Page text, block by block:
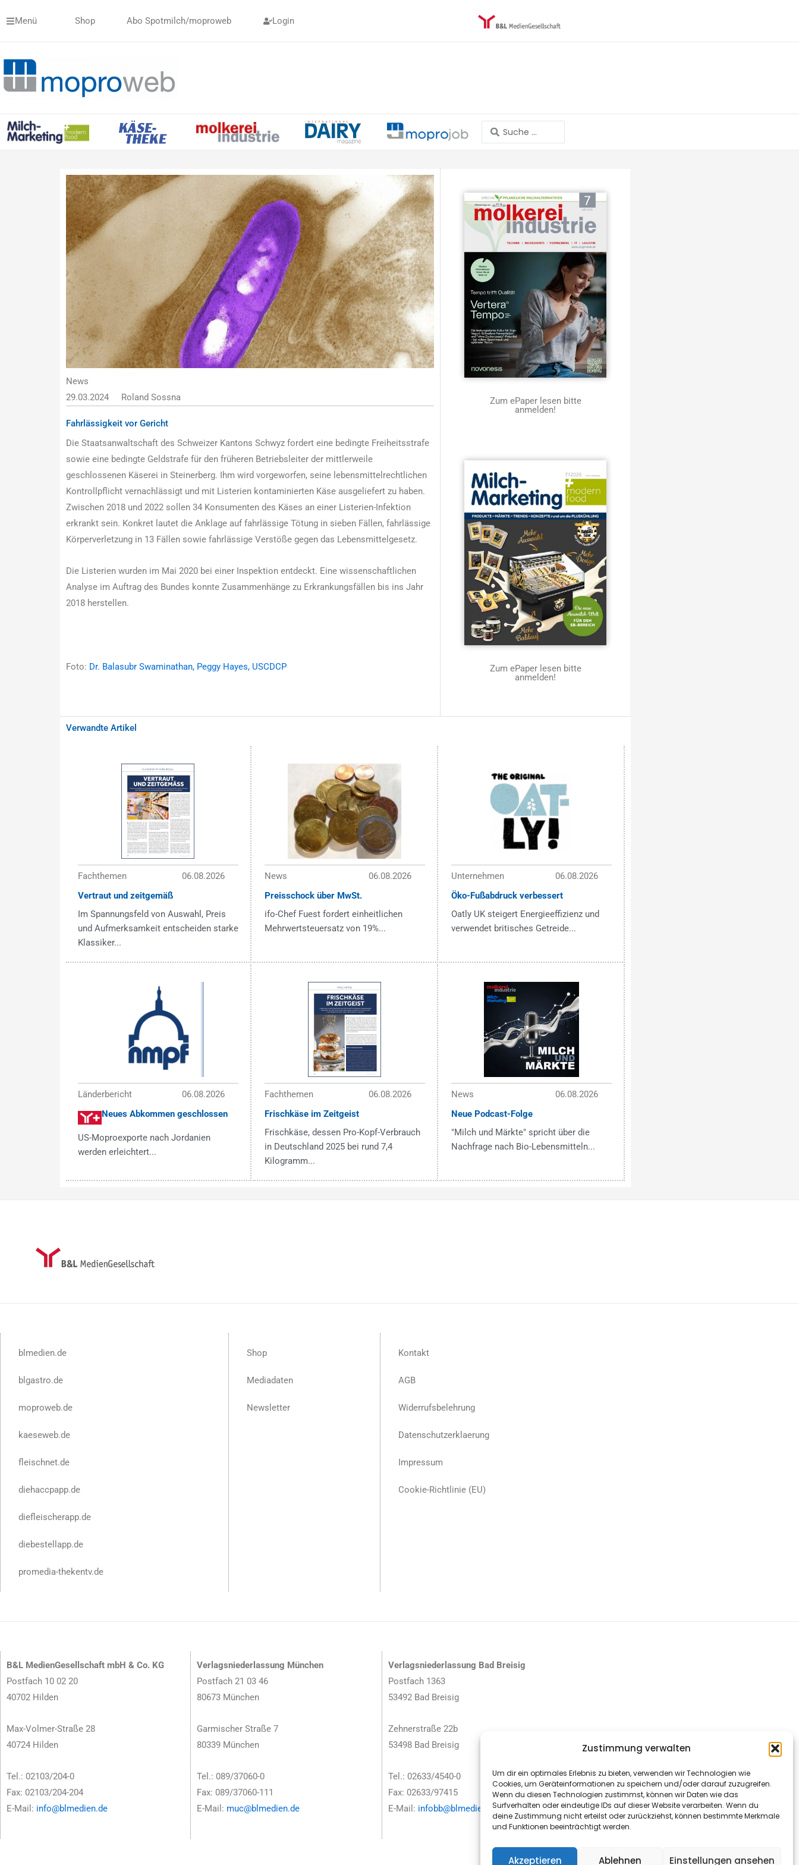
Zustimmung verwalten
Um dir ein optimales Erlebnis zu bieten, verwenden wir Technologien wie
Cookies, um Geräteinformationen zu speichern und/oder darauf zuzugreifen.
Wenn du diesen Technologien zustimmst, können wir Daten wie das
Surfverhalten oder eindeutige IDs auf dieser Website verarbeiten. Wenn du
deine Zustimmung nicht erteilst oder zurückziehst, können bestimmte Merkmale
und Funktionen beeinträchtigt werden.
Akzeptieren Ablehnen Einstellungen ansehen
InhaltMenü Shop Abo Spotmilch/moproweb Login
Search
...
News
29.03.2024
Roland Sossna
Fahrlässigkeit vor Gericht
Die Staatsanwaltschaft des Schweizer Kantons Schwyz fordert eine bedingte Freiheitsstrafe
sowie eine bedingte Geldstrafe für den früheren Betriebsleiter der mittlerweile
geschlossenen Käserei in Steinerberg. Ihm wird vorgeworfen, seine lebensmittelrechtlichen
Kontrollpflicht vernachlässigt und mit Listerien kontaminierten Käse ausgeliefert zu haben.
Zwischen 2018 und 2022 sollen 34 Konsumenten des Käses an einer Listerien-Infektion
erkrankt sein. Konkret lautet die Anklage auf fahrlässige Tötung in sieben Fällen, fahrlässige
Körperverletzung in 13 Fällen sowie fahrlässige Verstöße gegen das Lebensmittelgesetz.
Die Listerien wurden im Mai 2020 bei einer Inspektion entdeckt. Eine wissenschaftlichen
Analyse im Auftrag des Bundes konnte Zusammenhänge zu Erkrankungsfällen bis ins Jahr
2018 herstellen.
Foto: Dr. Balasubr Swaminathan, Peggy Hayes, USCDCP
Zum ePaper lesen bitte
anmelden!
Zum ePaper lesen bitte
anmelden!
Verwandte Artikel
Fachthemen
06.08.2026
Vertraut und zeitgemäß
Im Spannungsfeld von Auswahl, Preis
und Aufmerksamkeit entscheiden starke
Klassiker...
News
06.08.2026
Preisschock über MwSt.
ifo-Chef Fuest fordert einheitlichen
Mehrwertsteuersatz von 19%...
Unternehmen
06.08.2026
Öko-Fußabdruck verbessert
Oatly UK steigert Energieeffizienz und
verwendet britisches Getreide...
Länderbericht
06.08.2026
Neues Abkommen geschlossen
US-Moproexporte nach Jordanien
werden erleichtert...
Fachthemen
06.08.2026
Frischkäse im Zeitgeist
Frischkäse, dessen Pro-Kopf-Verbrauch
in Deutschland 2025 bei rund 7,4
Kilogramm...
News
06.08.2026
Neue Podcast-Folge
"Milch und Märkte" spricht über die
Nachfrage nach Bio-Lebensmitteln...
blmedien.de
blgastro.de
moproweb.de
kaeseweb.de
fleischnet.de
diehaccpapp.de
diefleischerapp.de
diebestellapp.de
promedia-thekentv.de
Shop
Mediadaten
Newsletter
Kontakt
AGB
Widerrufsbelehrung
Datenschutzerklaerung
Impressum
Cookie-Richtlinie (EU)
B&L MedienGesellschaft mbH & Co. KG
Postfach 10 02 20
40702 Hilden
Max-Volmer-Straße 28
40724 Hilden
Tel.: 02103/204-0
Fax: 02103/204-204
E-Mail: info@blmedien.de
Verlagsniederlassung München
Postfach 21 03 46
80673 München
Garmischer Straße 7
80339 München
Tel.: 089/37060-0
Fax: 089/37060-111
E-Mail: muc@blmedien.de
Verlagsniederlassung Bad Breisig
Postfach 1363
53492 Bad Breisig
Zehnerstraße 22b
53498 Bad Breisig
Tel.: 02633/4540-0
Fax: 02633/97415
E-Mail: infobb@blmedien.de